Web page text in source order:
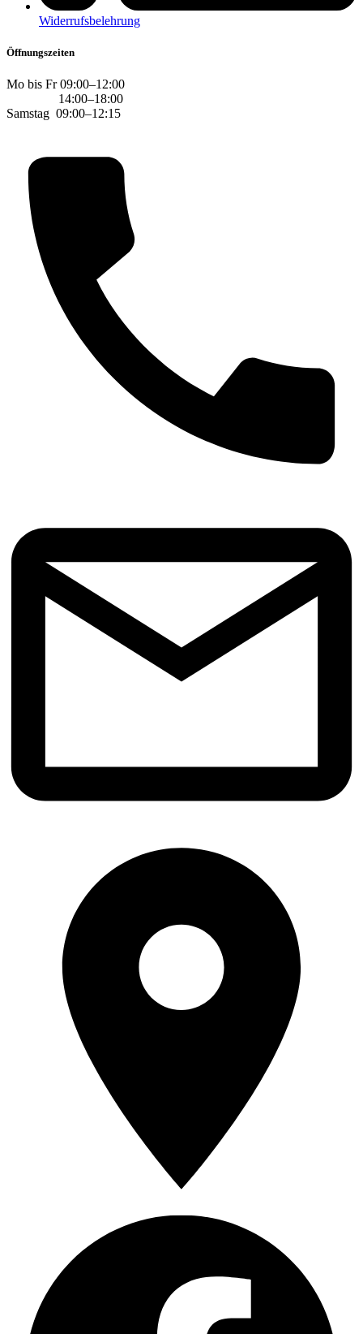
Widerrufsbelehrung
Öffnungszeiten
Mo bis Fr 09:00–12:00
14:00–18:00
Samstag 09:00–12:15